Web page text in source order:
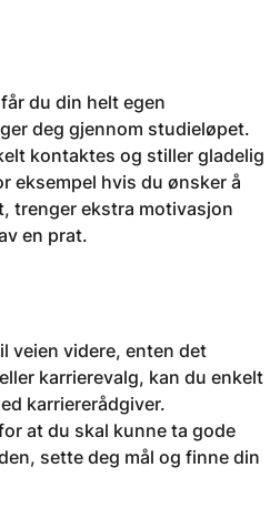
du din helt egen
deg gjennom studieløpet.
kontaktes og stiller gladelig
eksempel hvis du ønsker å
trenger ekstra motivasjon
en prat.
veien videre, enten det
karrierevalg, kan du enkelt
karriererådgiver.
at du skal kunne ta gode
sette deg mål og finne din